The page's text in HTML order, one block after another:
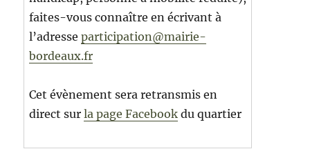
faites-vous connaître en écrivant à
l’adresseparticipation@mairie-
bordeaux.fr
Cet évènement sera retransmis en
direct surla page Facebook du quartier